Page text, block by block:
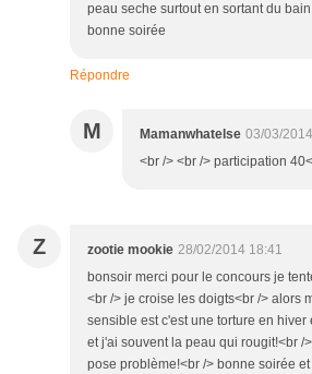
peau seche surtout en sortant du
bonne soirée
Répondre
M Mamanwhatelse 03/03/
<br /> <br /> participation
Z zootie mookie 28/02/2014 18:41
bonsoir merci pour le concours je
<br /> je croise les doigts<br /> alors
sensible est c'est une torture en
et j'ai souvent la peau qui rougit!<br /
pose problème!<br /> bonne soirée et